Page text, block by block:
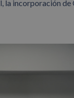
incorporación de